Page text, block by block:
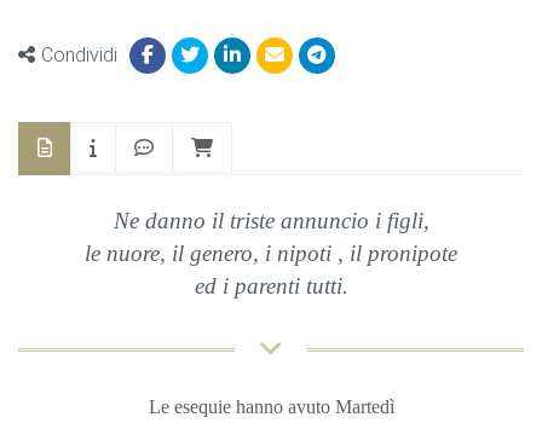
Condividi
Ne danno il triste annuncio i figli,
le nuore, il genero, i nipoti , il pronipote
ed i parenti tutti.
Le esequie hanno avuto Martedì